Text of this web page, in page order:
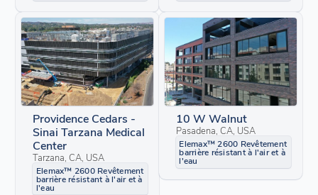
Providence Cedars -
Sinai Tarzana Medical
Center
Tarzana, CA, USA
Elemax™ 2600 Revêtement
barrière résistant à l'air et à
l'eau
10 W Walnut
Pasadena, CA, USA
Elemax™ 2600 Revêtement
barrière résistant à l'air et à
l'eau